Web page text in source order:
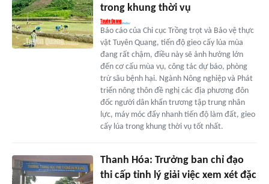
trong khung thời vụ
Báo cáo của Chi cục Trồng trọt và Bảo vệ thực
vật Tuyên Quang, tiến độ gieo cấy lúa mùa
đang rất chậm, điều này sẽ ảnh hưởng lớn
đến cơ cấu mùa vụ, công tác dự báo, phòng
trừ sâu bệnh hại. Ngành Nông nghiệp và Phát
triển nông thôn đề nghị các địa phương đôn
đốc người dân khẩn trương tập trung nhân
lực, máy móc đẩy nhanh tiến độ làm đất, gieo
cấy lúa trong khung thời vụ tốt nhất.
Thanh Hóa: Trưởng ban chỉ đạo
thi cấp tỉnh lý giải việc xem xét đặc